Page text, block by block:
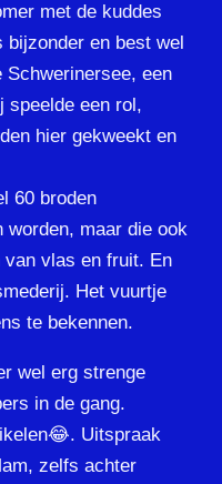
met de kuddes
en best wel
Schwerinersee, een
speelde een rol,
hier gekweekt en
60 broden
worden, maar die ook
vlas en fruit. En
Het vuurtje
te bekennen.
wel erg strenge
in de gang.
Uitspraak
zelfs achter